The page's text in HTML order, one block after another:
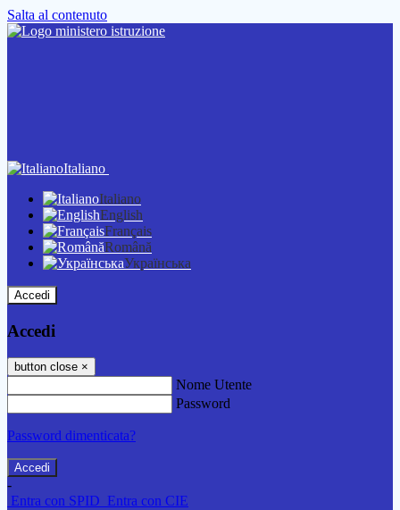
Salta al contenuto
Italiano
Italiano
English
Français
Română
Українська
Accedi
Accedi
button close ×
Nome Utente
Password
Password dimenticata?
-
Entra con SPID Entra con CIE